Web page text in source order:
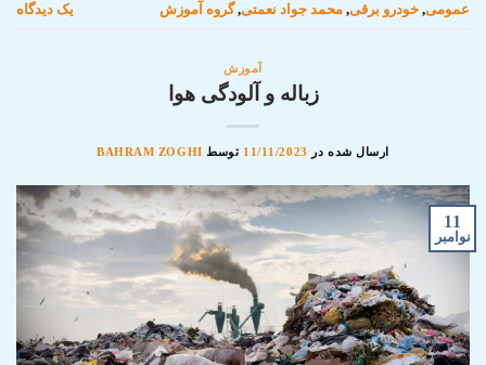
عمومی, خودرو برقی, محمد جواد نعمتی,گروه آموزش یک دیدگاه
آموزش
زباله و آلودگی هوا
ارسال شده در 11/11/2023 توسط BAHRAM ZOGHI
11
نوامبر